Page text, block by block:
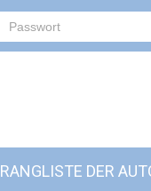
RANGLISTE DER